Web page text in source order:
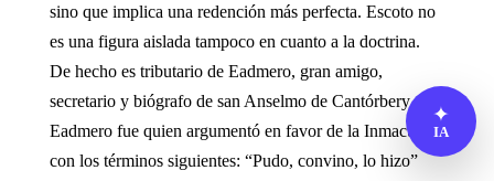
sino que implica una redención más perfecta. Escoto no
es una figura aislada tampoco en cuanto a la doctrina.
De hecho es tributario de Eadmero, gran amigo,
secretario y biógrafo de san Anselmo de Cantórbery.
Eadmero fue quien argumentó en favor de la Inmaculada
con los términos siguientes: “Pudo, convino, lo hizo”
✦
IA